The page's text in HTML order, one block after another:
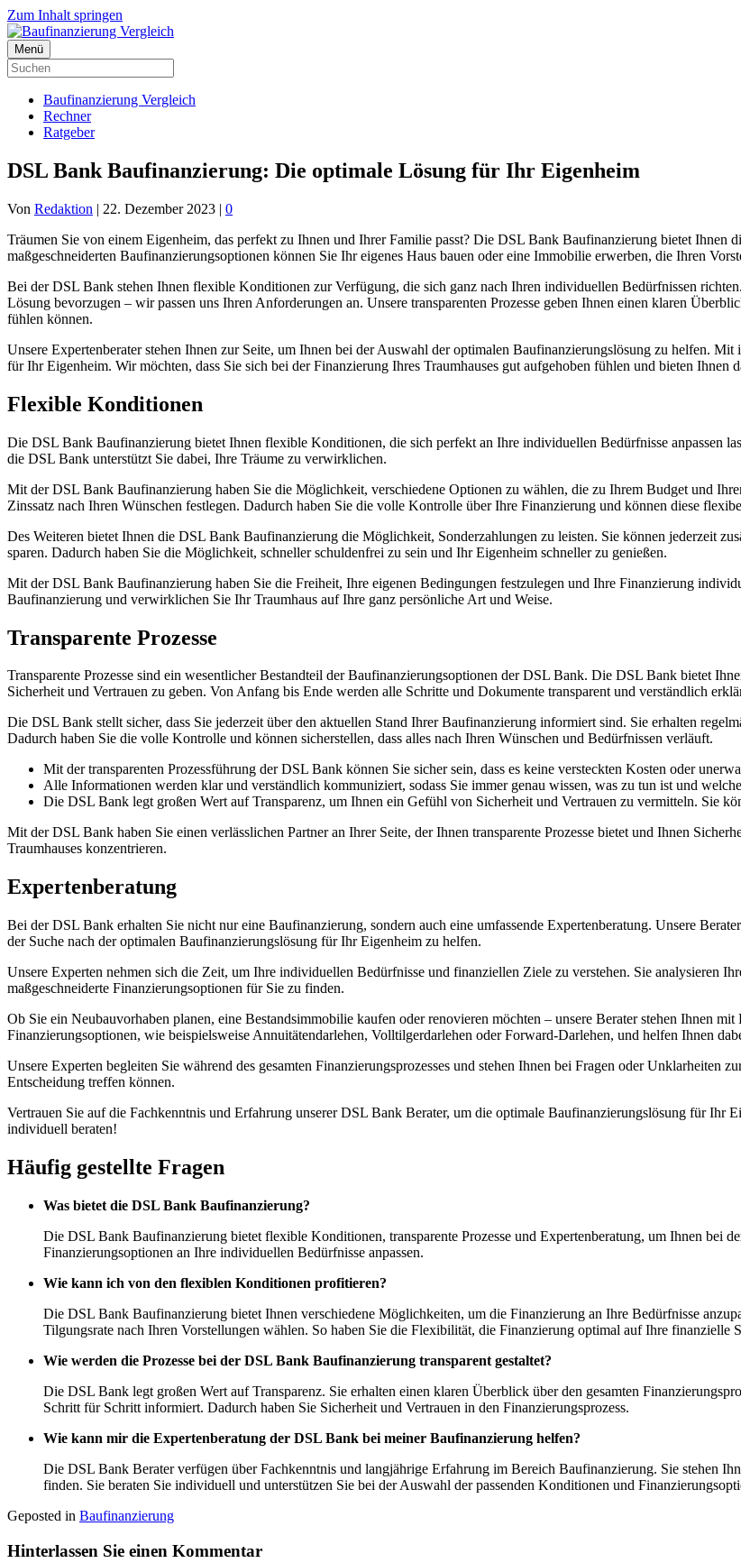
Zum Inhalt springen
Menü
Baufinanzierung Vergleich
Rechner
Ratgeber
DSL Bank Baufinanzierung: Die optimale Lösung für Ihr Eigenheim
Von Redaktion | 22. Dezember 2023 | 0
Träumen Sie von einem Eigenheim, das perfekt zu Ihnen und Ihrer Familie passt? Die DSL Bank Baufinanzierung bietet Ihnen
maßgeschneiderten Baufinanzierungsoptionen können Sie Ihr eigenes Haus bauen oder eine Immobilie erwerben, die Ihren
Bei der DSL Bank stehen Ihnen flexible Konditionen zur Verfügung, die sich ganz nach Ihren individuellen Bedürfnissen
Lösung bevorzugen – wir passen uns Ihren Anforderungen an. Unsere transparenten Prozesse geben Ihnen einen klaren
fühlen können.
Unsere Expertenberater stehen Ihnen zur Seite, um Ihnen bei der Auswahl der optimalen Baufinanzierungslösung zu helfen.
für Ihr Eigenheim. Wir möchten, dass Sie sich bei der Finanzierung Ihres Traumhauses gut aufgehoben fühlen und bieten Ihnen
Flexible Konditionen
Die DSL Bank Baufinanzierung bietet Ihnen flexible Konditionen, die sich perfekt an Ihre individuellen Bedürfnisse anpassen
die DSL Bank unterstützt Sie dabei, Ihre Träume zu verwirklichen.
Mit der DSL Bank Baufinanzierung haben Sie die Möglichkeit, verschiedene Optionen zu wählen, die zu Ihrem Budget und
Zinssatz nach Ihren Wünschen festlegen. Dadurch haben Sie die volle Kontrolle über Ihre Finanzierung und können diese
Des Weiteren bietet Ihnen die DSL Bank Baufinanzierung die Möglichkeit, Sonderzahlungen zu leisten. Sie können jederzeit
sparen. Dadurch haben Sie die Möglichkeit, schneller schuldenfrei zu sein und Ihr Eigenheim schneller zu genießen.
Mit der DSL Bank Baufinanzierung haben Sie die Freiheit, Ihre eigenen Bedingungen festzulegen und Ihre Finanzierung
Baufinanzierung und verwirklichen Sie Ihr Traumhaus auf Ihre ganz persönliche Art und Weise.
Transparente Prozesse
Transparente Prozesse sind ein wesentlicher Bestandteil der Baufinanzierungsoptionen der DSL Bank. Die DSL Bank bietet
Sicherheit und Vertrauen zu geben. Von Anfang bis Ende werden alle Schritte und Dokumente transparent und verständlich
Die DSL Bank stellt sicher, dass Sie jederzeit über den aktuellen Stand Ihrer Baufinanzierung informiert sind. Sie erhalten
Dadurch haben Sie die volle Kontrolle und können sicherstellen, dass alles nach Ihren Wünschen und Bedürfnissen verläuft.
Mit der transparenten Prozessführung der DSL Bank können Sie sicher sein, dass es keine versteckten Kosten oder
Alle Informationen werden klar und verständlich kommuniziert, sodass Sie immer genau wissen, was zu tun ist und
Die DSL Bank legt großen Wert auf Transparenz, um Ihnen ein Gefühl von Sicherheit und Vertrauen zu vermitteln. Sie
Mit der DSL Bank haben Sie einen verlässlichen Partner an Ihrer Seite, der Ihnen transparente Prozesse bietet und Ihnen
Traumhauses konzentrieren.
Expertenberatung
Bei der DSL Bank erhalten Sie nicht nur eine Baufinanzierung, sondern auch eine umfassende Expertenberatung. Unsere
der Suche nach der optimalen Baufinanzierungslösung für Ihr Eigenheim zu helfen.
Unsere Experten nehmen sich die Zeit, um Ihre individuellen Bedürfnisse und finanziellen Ziele zu verstehen. Sie analysieren
maßgeschneiderte Finanzierungsoptionen für Sie zu finden.
Ob Sie ein Neubauvorhaben planen, eine Bestandsimmobilie kaufen oder renovieren möchten – unsere Berater stehen Ihnen
Finanzierungsoptionen, wie beispielsweise Annuitätendarlehen, Volltilgerdarlehen oder Forward-Darlehen, und helfen Ihnen
Unsere Experten begleiten Sie während des gesamten Finanzierungsprozesses und stehen Ihnen bei Fragen oder Unklarheiten
Entscheidung treffen können.
Vertrauen Sie auf die Fachkenntnis und Erfahrung unserer DSL Bank Berater, um die optimale Baufinanzierungslösung für Ihr
individuell beraten!
Häufig gestellte Fragen
Was bietet die DSL Bank Baufinanzierung?
Die DSL Bank Baufinanzierung bietet flexible Konditionen, transparente Prozesse und Expertenberatung, um Ihnen bei
Finanzierungsoptionen an Ihre individuellen Bedürfnisse anpassen.
Wie kann ich von den flexiblen Konditionen profitieren?
Die DSL Bank Baufinanzierung bietet Ihnen verschiedene Möglichkeiten, um die Finanzierung an Ihre Bedürfnisse
Tilgungsrate nach Ihren Vorstellungen wählen. So haben Sie die Flexibilität, die Finanzierung optimal auf Ihre finanzielle
Wie werden die Prozesse bei der DSL Bank Baufinanzierung transparent gestaltet?
Die DSL Bank legt großen Wert auf Transparenz. Sie erhalten einen klaren Überblick über den gesamten
Schritt für Schritt informiert. Dadurch haben Sie Sicherheit und Vertrauen in den Finanzierungsprozess.
Wie kann mir die Expertenberatung der DSL Bank bei meiner Baufinanzierung helfen?
Die DSL Bank Berater verfügen über Fachkenntnis und langjährige Erfahrung im Bereich Baufinanzierung. Sie stehen
finden. Sie beraten Sie individuell und unterstützen Sie bei der Auswahl der passenden Konditionen und
Geposted in Baufinanzierung
Hinterlassen Sie einen Kommentar